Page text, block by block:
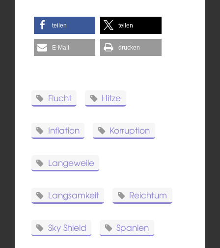
teilen teilen
E-Mail drucken
Flucht Hitze
Inflation Korruption
Langeweile
Langsamkeit Reichtum
Sky Shield Spanien